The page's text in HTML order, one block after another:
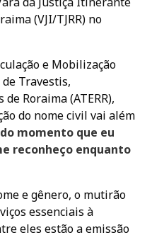
(VJI/TJRR) no
e Mobilização
Travestis,
Roraima (ATERR),
do nome civil vai além
momento que eu
reconheço enquanto
e gênero, o mutirão
essenciais à
eles estão a emissão